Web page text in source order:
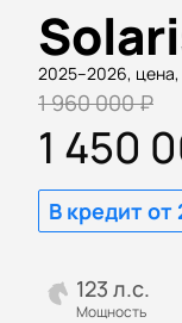
2025–2026, цена,
1 960 000 ₽
1 450
В кредит
123 л.с.
Мощность